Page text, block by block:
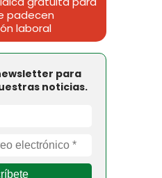
padecen
laboral
para
noticias.